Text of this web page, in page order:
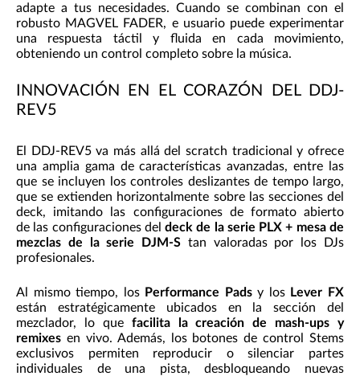
adapte a tus necesidades. Cuando se combinan con el
robusto MAGVEL FADER, e usuario puede experimentar
una respuesta táctil y fluida en cada movimiento,
obteniendo un control completo sobre la música.
INNOVACIÓN EN EL CORAZÓN DEL DDJ-
REV5
El DDJ-REV5 va más allá del scratch tradicional y ofrece
una amplia gama de características avanzadas, entre las
que se incluyen los controles deslizantes de tempo largo,
que se extienden horizontalmente sobre las secciones del
deck, imitando las configuraciones de formato abierto
de las configuraciones deldeck de la serie PLX + mesa de
mezclas de la serie DJM-S tan valoradas por los DJs
profesionales.
Al mismo tiempo, los Performance Padsy los Lever FX
están estratégicamente ubicados en la sección del
mezclador, lo que facilita la creación de mash-ups y
remixes en vivo. Además, los botones de control Stems
exclusivos permiten reproducir o silenciar partes
individuales de una pista, desbloqueando nuevas